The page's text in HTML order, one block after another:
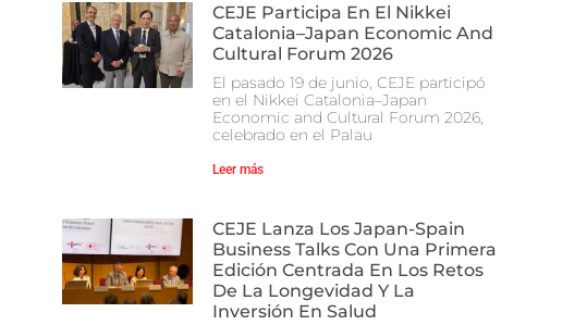
CEJE Participa En El Nikkei
Catalonia–Japan Economic And
Cultural Forum 2026
El pasado 19 de junio, CEJE participó
en el Nikkei Catalonia–Japan
Economic and Cultural Forum 2026,
celebrado en el Palau
Leer más
CEJE Lanza Los Japan-Spain
Business Talks Con Una Primera
Edición Centrada En Los Retos
De La Longevidad Y La
Inversión En Salud